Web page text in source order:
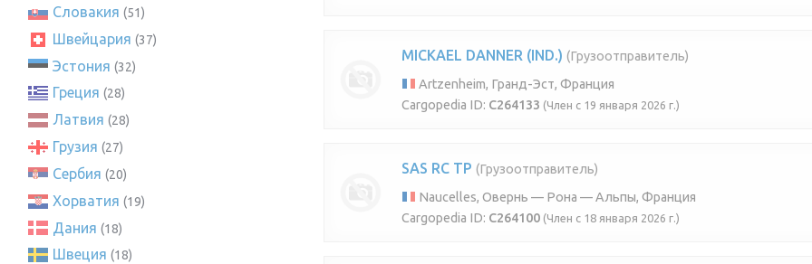
Словакия (51)
Швейцария (37)
Эстония (32)
Греция (28)
Латвия (28)
Грузия (27)
Сербия (20)
Хорватия (19)
Дания (18)
Швеция (18)
MICKAEL DANNER (IND.) (Грузоотправитель)
Artzenheim, Гранд-Эст, Франция
Cargopedia ID: C264133 (Член с 19 января 2026 г.)
SAS RC TP (Грузоотправитель)
Naucelles, Овернь — Рона — Альпы, Франция
Cargopedia ID: C264100 (Член с 18 января 2026 г.)